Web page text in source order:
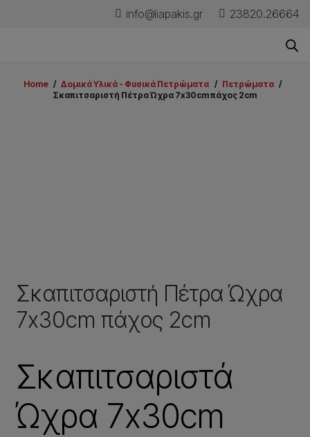
info@liapakis.gr 23820.26664
Home / Δομικά Υλικά - Φυσικά Πετρώματα / Πετρώματα /
Σκαπιτσαριστή Πέτρα Ώχρα 7x30cm πάχος 2cm
Σκαπιτσαριστή Πέτρα Ώχρα
7x30cm πάχος 2cm
Σκαπιτσαριστά
Ώχρα 7x30cm